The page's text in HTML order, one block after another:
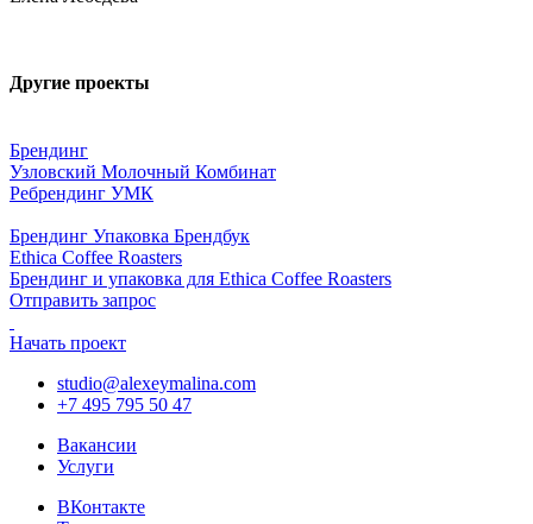
Другие проекты
Брендинг
Узловский Молочный Комбинат
Ребрендинг УМК
Брендинг Упаковка Брендбук
Ethica Coffee Roasters
Брендинг и упаковка для Ethica Coffee Roasters
Отправить запрос
Начать проект
studio@alexeymalina.com
+7 495 795 50 47
Вакансии
Услуги
ВКонтакте